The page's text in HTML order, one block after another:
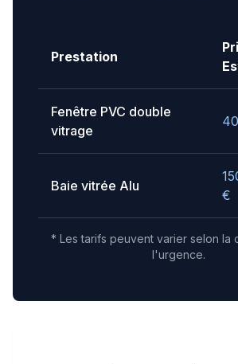
Prestation
Fenêtre PVC double
vitrage
Baie vitrée Alu
€
* Les tarifs peuvent varier selon la
l'urgence.